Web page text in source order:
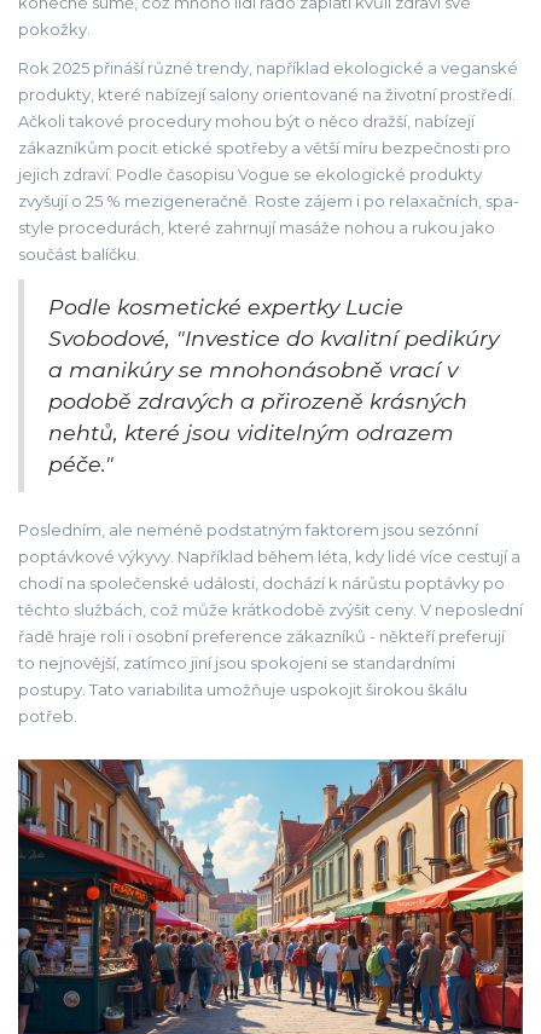
pokožky.
Rok 2025 přináší různé trendy, například ekologické a veganské
produkty, které nabízejí salony orientované na životní prostředí.
Ačkoli takové procedury mohou být o něco dražší, nabízejí
zákazníkům pocit etické spotřeby a větší míru bezpečnosti pro
jejich zdraví. Podle časopisu Vogue se ekologické produkty
zvyšují o 25 % mezigeneračně. Roste zájem i po relaxačních, spa-
style procedurách, které zahrnují masáže nohou a rukou jako
součást balíčku.
Podle kosmetické expertky Lucie
Svobodové, "Investice do kvalitní pedikúry
a manikúry se mnohonásobně vrací v
podobě zdravých a přirozeně krásných
nehtů, které jsou viditelným odrazem
péče."
Posledním, ale neméně podstatným faktorem jsou sezónní
poptávkové výkyvy. Například během léta, kdy lidé více cestují a
chodí na společenské události, dochází k nárůstu poptávky po
těchto službách, což může krátkodobě zvýšit ceny. V neposlední
řadě hraje roli i osobní preference zákazníků - někteří preferují
to nejnovější, zatímco jiní jsou spokojeni se standardními
postupy. Tato variabilita umožňuje uspokojit širokou škálu
potřeb.